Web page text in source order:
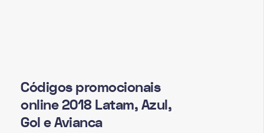
Códigos promocionais
online 2018 Latam, Azul,
Gol e Avianca